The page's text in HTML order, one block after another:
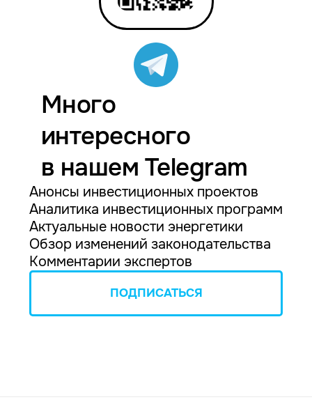
Много
интересного
в нашем Telegram
Анонсы инвестиционных проектов
Аналитика инвестиционных программ
Актуальные новости энергетики
Обзор изменений законодательства
Комментарии экспертов
ПОДПИСАТЬСЯ